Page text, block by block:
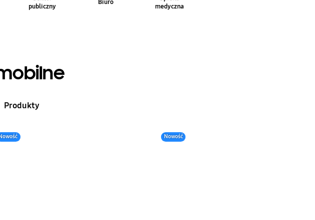
publiczny
Biuro
medyczna
Produkty
Nowość Nowość